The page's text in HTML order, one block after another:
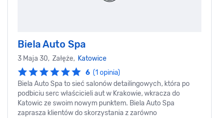
Biela Auto Spa
3 Maja 30, Załęże, Katowice
6 (1 opinia)
Biela Auto Spa to sieć salonów detailingowych, która po
podbiciu serc właścicieli aut w Krakowie, wkracza do
Katowic ze swoim nowym punktem. Biela Auto Spa
zaprasza klientów do skorzystania z zarówno